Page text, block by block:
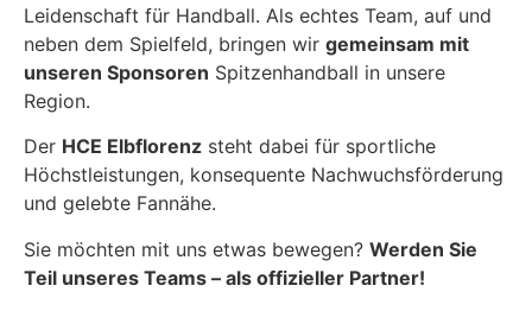
Leidenschaft für Handball. Als echtes Team, auf und
neben dem Spielfeld, bringen wir gemeinsam mit
unseren Sponsoren Spitzenhandball in unsere
Region.
Der HCE Elbflorenz steht dabei für sportliche
Höchstleistungen, konsequente Nachwuchsförderung
und gelebte Fannähe.
Sie möchten mit uns etwas bewegen? Werden Sie
Teil unseres Teams – als offizieller Partner!